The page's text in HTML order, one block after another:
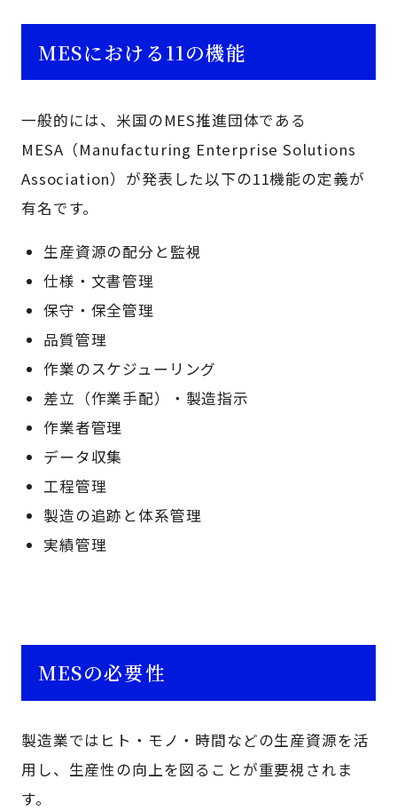
MESにおける11の機能
一般的には、米国のMES推進団体である
MESA（Manufacturing Enterprise Solutions
Association）が発表した以下の11機能の定義が
有名です。
生産資源の配分と監視
仕様・文書管理
保守・保全管理
品質管理
作業のスケジューリング
差立（作業手配）・製造指示
作業者管理
データ収集
工程管理
製造の追跡と体系管理
実績管理
MESの必要性
製造業ではヒト・モノ・時間などの生産資源を活
用し、生産性の向上を図ることが重要視されま
す。